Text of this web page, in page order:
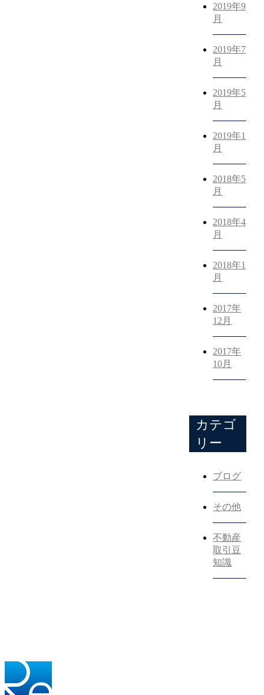
2019年9
月
2019年7
月
2019年5
月
2019年1
月
2018年5
月
2018年4
月
2018年1
月
2017年
12月
2017年
10月
カテゴ
リー
ブログ
その他
不動産
取引豆
知識